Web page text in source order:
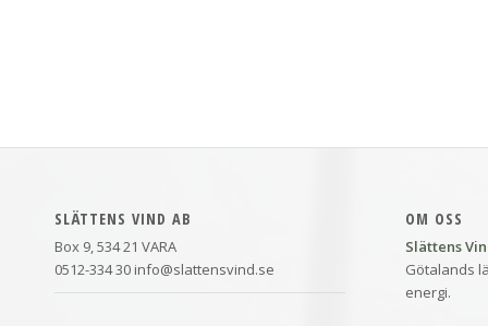
SLÄTTENS VIND AB
Box 9, 534 21 VARA
0512-334 30 info@slattensvind.se
OM OSS
Slättens
Götalands
energi.